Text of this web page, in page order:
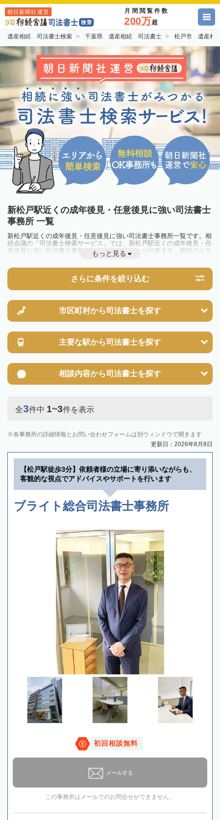
朝日新聞社運営 月間閲覧件数
200万超
遺産相続 司法書士検索 千葉県 遺産相続 司法書士 松戸市 遺産相
新松戸駅近くの成年後見・任意後見に強い司法書士
事務所 一覧
新松戸駅近くの成年後見・任意後見に強い司法書士事務所一覧です。相
続会議の「司法書士検索サービス」では、新松戸駅近くの成年後見・任
意後見に強い司法書士事務所を一覧で見ることが出来ます。相続のトラ
ブルやお悩みを抱えている方は一度近隣の司法書士に相談してみましょ
もっと見る
さらに条件を絞り込む
市区町村から司法書士を探す
主要な駅から司法書士を探す
相談内容から司法書士を探す
全3件中 1~3件を表示
各事務所の詳細情報とお問い合わせフォームは別ウィンドウで開きます
更新日：2026年8月8日
【松戸駅徒歩3分】依頼者様の立場に寄り添いながらも、
客観的な視点でアドバイスやサポートを行います
ブライト総合司法書士事務所
初回相談無料
メールする
この事務所はメールでのお問合せができません。